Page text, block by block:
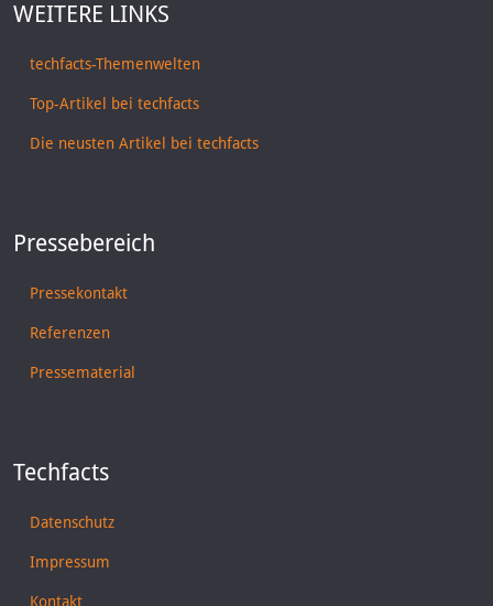
WEITERE LINKS
techfacts-Themenwelten
Top-Artikel bei techfacts
Die neusten Artikel bei techfacts
Pressebereich
Pressekontakt
Referenzen
Pressematerial
Techfacts
Datenschutz
Impressum
Kontakt